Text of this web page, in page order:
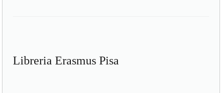
Libreria Erasmus Pisa